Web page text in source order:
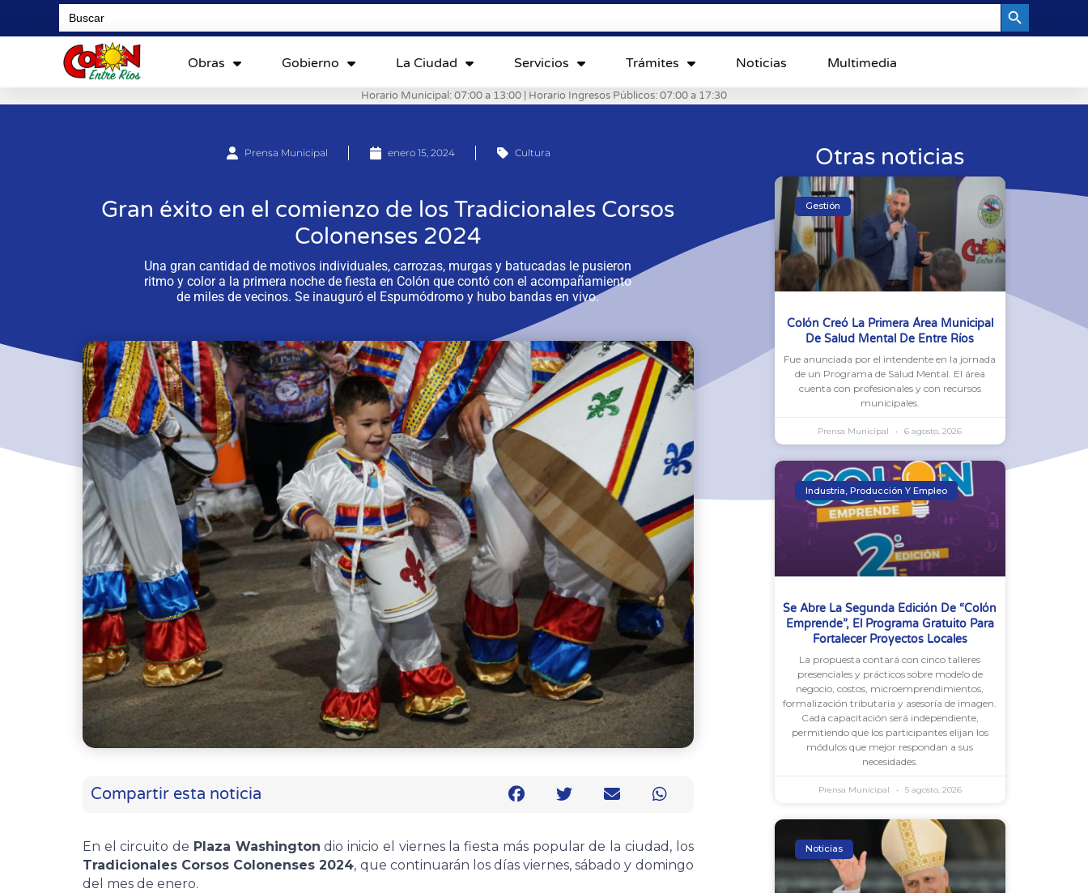
Search
for:
Obras Gobierno La Ciudad Servicios Trámites Noticias Multimedia
Horario Municipal: 07:00 a 13:00 | Horario Ingresos Públicos: 07:00 a 17:30
Prensa Municipal enero 15, 2024 Cultura
Gran éxito en el comienzo de los Tradicionales Corsos
Colonenses 2024
Una gran cantidad de motivos individuales, carrozas, murgas y batucadas le pusieron
ritmo y color a la primera noche de fiesta en Colón que contó con el acompañamiento
de miles de vecinos. Se inauguró el Espumódromo y hubo bandas en vivo.
Compartir esta noticia
En el circuito de Plaza Washington dio inicio el viernes la fiesta más popular de la ciudad, los
Tradicionales Corsos Colonenses 2024, que continuarán los días viernes, sábado y domingo
del mes de enero.
Otras noticias
Gestión
Colón Creó La Primera Área Municipal
De Salud Mental De Entre Ríos
Fue anunciada por el intendente en la jornada
de un Programa de Salud Mental. El área
cuenta con profesionales y con recursos
municipales.
Prensa Municipal 6 agosto, 2026
Industria, Producción Y Empleo
Se Abre La Segunda Edición De “Colón
Emprende”, El Programa Gratuito Para
Fortalecer Proyectos Locales
La propuesta contará con cinco talleres
presenciales y prácticos sobre modelo de
negocio, costos, microemprendimientos,
formalización tributaria y asesoría de imagen.
Cada capacitación será independiente,
permitiendo que los participantes elijan los
módulos que mejor respondan a sus
necesidades.
Prensa Municipal 5 agosto, 2026
Noticias